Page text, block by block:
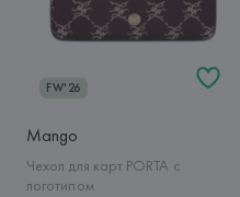
FW'26
Mango
Чехол для карт PORTA с
логотипом